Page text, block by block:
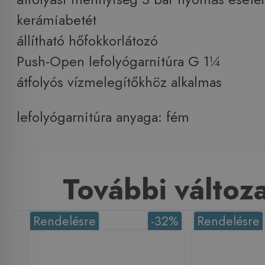
kerámiabetét
állítható hőfokkorlátozó
Push-Open lefolyógarnitúra G 1¼
átfolyós vízmelegítőkhöz alkalmas
lefolyógarnitúra anyaga: fém
További
-32%
Rendelésre Rendelésre